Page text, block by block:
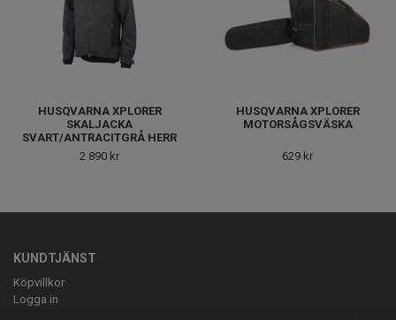
HUSQVARNA XPLORER
SKALJACKA
SVART/ANTRACITGRÅ HERR
2 890 kr
HUSQVARNA XPLORER
MOTORSÅGSVÄSKA
629 kr
KUNDTJÄNST
Köpvillkor
Logga in